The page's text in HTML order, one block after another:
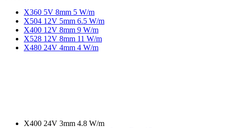
X360 5V 8mm 5 W/m
X504 12V 5mm 6.5 W/m
X400 12V 8mm 9 W/m
X528 12V 8mm 11 W/m
X480 24V 4mm 4 W/m
X400 24V 3mm 4.8 W/m